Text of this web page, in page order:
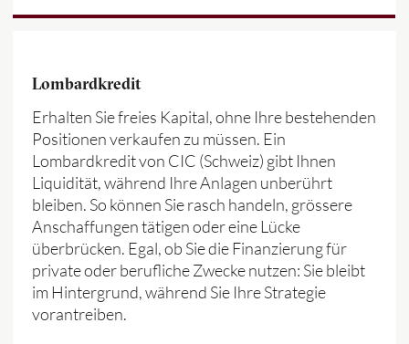
Lombardkredit
Erhalten Sie freies Kapital, ohne Ihre bestehenden
Positionen verkaufen zu müssen. Ein
Lombardkredit von CIC (Schweiz) gibt Ihnen
Liquidität, während Ihre Anlagen unberührt
bleiben. So können Sie rasch handeln, grössere
Anschaffungen tätigen oder eine Lücke
überbrücken. Egal, ob Sie die Finanzierung für
private oder berufliche Zwecke nutzen: Sie bleibt
im Hintergrund, während Sie Ihre Strategie
vorantreiben.